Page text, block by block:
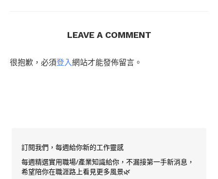
LEAVE A COMMENT
很抱歉，必須登入網站才能發佈留言。
訂閱我們，每週給你新的工作靈感
每週精選實用職場/產業知識給你，不漏接第一手新消息，
希望陪你在職涯路上看見更多風景🌿